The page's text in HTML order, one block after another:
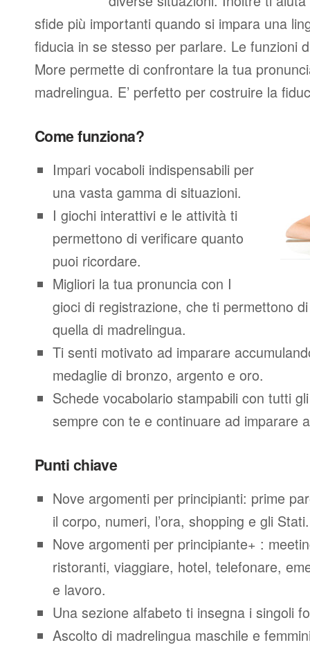
sfide più importanti quando si impara una
fiducia in se stesso per parlare. Le funzioni
More permette di confrontare la tua
madrelingua. E’ perfetto per costruire la
Come funziona?
Impari vocaboli indispensabili per
una vasta gamma di situazioni.
I giochi interattivi e le attività ti
permettono di verificare quanto
puoi ricordare.
Migliori la tua pronuncia con I
gioci di registrazione, che ti permettono
quella di madrelingua.
Ti senti motivato ad imparare
medaglie di bronzo, argento e oro.
Schede vocabolario stampabili con tutti
sempre con te e continuare ad imparare
Punti chiave
Nove argomenti per principianti: prime
il corpo, numeri, l’ora, shopping e gli Stati.
Nove argomenti per principiante+ :
ristoranti, viaggiare, hotel, telefonare,
e lavoro.
Una sezione alfabeto ti insegna i singoli
Ascolto di madrelingua maschile e